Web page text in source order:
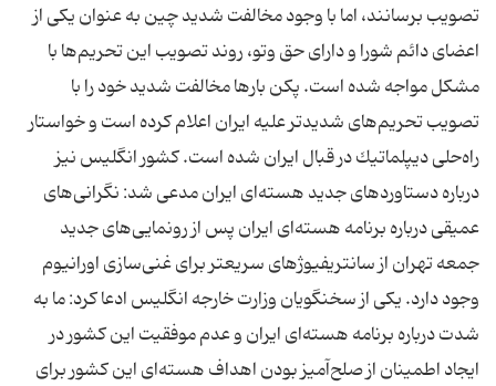
تصویب برسانند، اما با وجود مخالفت شدید چین به عنوان یكی از
اعضای دائم شورا و دارای حق وتو، روند تصویب این تحریم‌ها با
مشكل مواجه شده است. پكن بارها مخالفت شدید خود را با
تصویب تحریم‌های شدیدتر علیه ایران اعلام كرده است و خواستار
راه‌حلی دیپلماتیك در قبال ایران شده است. كشور انگلیس نیز
درباره دستاوردهای جدید هسته‌ای ایران مدعی شد: نگرانی‌های
عمیقی درباره برنامه هسته‌ای ایران پس از رونمایی‌های جدید
جمعه تهران از سانتریفیوژهای سریعتر برای غنی‌سازی اورانیوم
وجود دارد. یكی از سخنگویان وزارت خارجه انگلیس ادعا كرد: ما به
شدت درباره برنامه هسته‌ای ایران و عدم موفقیت این كشور در
ایجاد اطمینان از صلح‌آمیز بودن اهداف هسته‌ای این كشور برای